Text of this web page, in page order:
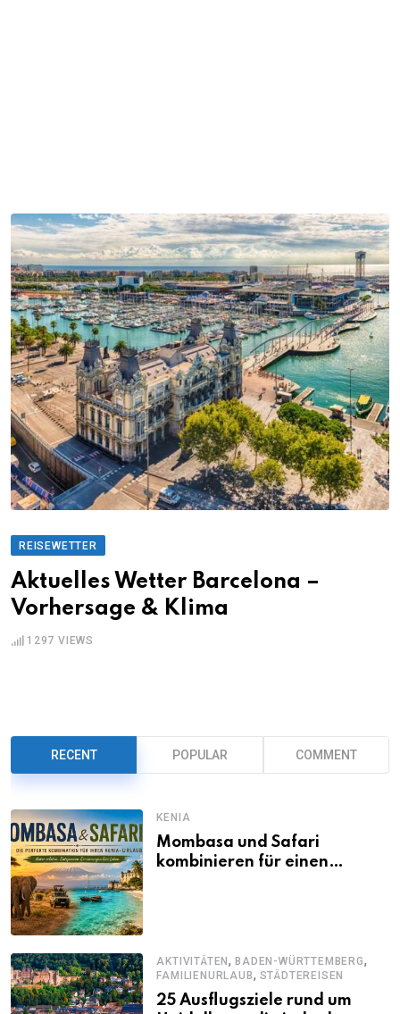
REISEWETTER
Aktuelles Wetter Barcelona –
Vorhersage & Klima
1297 VIEWS
RECENT POPULAR COMMENT
KENIA
Mombasa und Safari
kombinieren für einen
AKTIVITÄTEN,BADEN-WÜRTTEMBERG,
FAMILIENURLAUB, STÄDTEREISEN
25 Ausflugsziele rund um